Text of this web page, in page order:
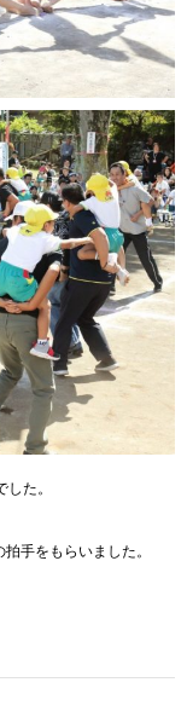
た。
手をもらいました。